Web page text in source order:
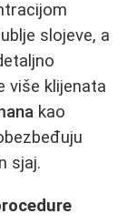
slojeve, a
više klijenata
kao
sjaj.